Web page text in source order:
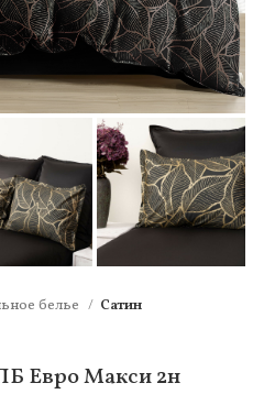
белье Сатин
Евро Макси 2н